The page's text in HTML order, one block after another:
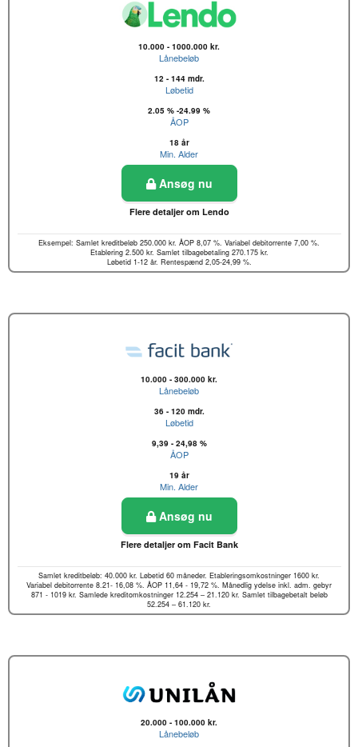
10.000 - 1000.000 kr.
Lånebeløb
12 - 144 mdr.
Løbetid
2.05 % -24.99 %
ÅOP
18 år
Min. Alder
Ansøg nu
Flere detaljer om Lendo
Eksempel: Samlet kreditbeløb 250.000 kr. ÅOP 8,07 %. Variabel debitorrente 7,00 %.
Etablering 2.500 kr. Samlet tilbagebetaling 270.175 kr.
Løbetid 1-12 år. Rentespænd 2,05-24,99 %.
10.000 - 300.000 kr.
Lånebeløb
36 - 120 mdr.
Løbetid
9,39 - 24,98 %
ÅOP
19 år
Min. Alder
Ansøg nu
Flere detaljer om Facit Bank
Samlet kreditbeløb: 40.000 kr. Løbetid 60 måneder. Etableringsomkostninger 1600 kr.
Variabel debitorrente 8.21- 16,08 %. ÅOP 11,64 - 19,72 %. Månedlig ydelse inkl. adm. gebyr
871 - 1019 kr. Samlede kreditomkostninger 12.254 – 21.120 kr. Samlet tilbagebetalt beløb
52.254 – 61.120 kr.
20.000 - 100.000 kr.
Lånebeløb